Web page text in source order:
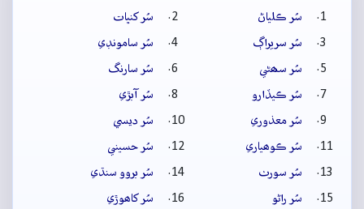
سُر ڪلياڻ
سُر کنڀات
سُر سريراڳ
سُر سامونڊي
سُر سھڻي
سُر سارنگ
سُر ڪيڏارو
سُر آبڙي
سُر معذوري
سُر ديسي
سُر ڪوھياري
سُر حسيني
سُر سورٺ
سُر بروو سنڌي
سُر راڻو
سُر کاھوڙي